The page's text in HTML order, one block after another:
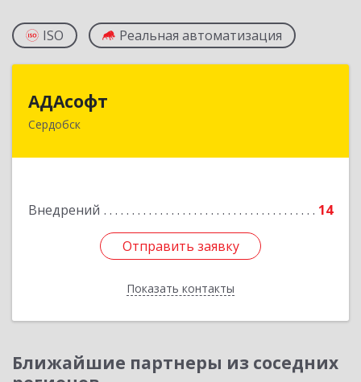
ISO Реальная автоматизация
АДАсофт
Сердобск
Внедрений 14
Отправить заявку
Показать контакты
Отправить заявку
Назад
Ближайшие партнеры из соседних